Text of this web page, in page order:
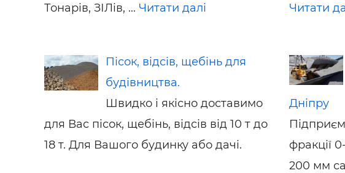
Тонарів, ЗІЛів, ... Читати далі
Читати
Пісок, відсів, щебінь для
будівництва.
Швидко і якісно доставимо
для Вас пісок, щебінь, відсів від 10 т до
18 т. Для Вашого будинку або дачі.
Дніпру
фракції
200 мм